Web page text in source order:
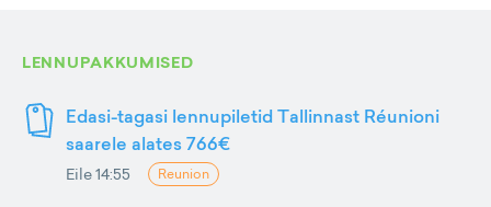
LENNUPAKKUMISED
Edasi-tagasi lennupiletid Tallinnast Réunioni
saarele alates 766€
Eile 14:55 Reunion